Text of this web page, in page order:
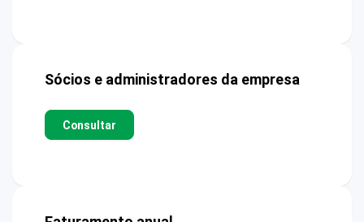
Sócios e administradores da empresa
Consultar